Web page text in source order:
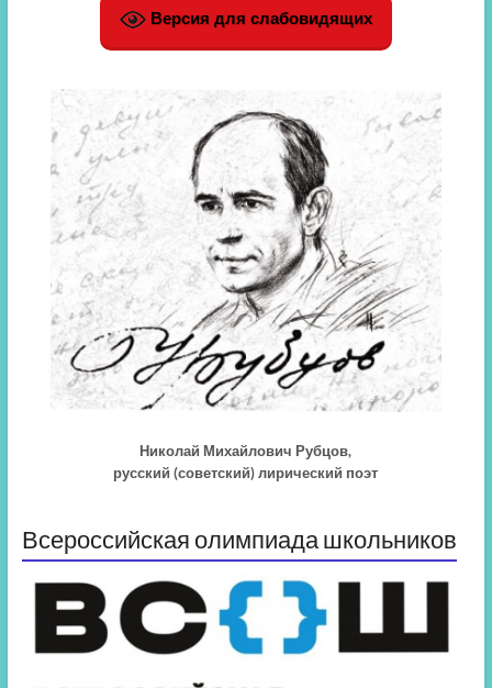
Версия для слабовидящих
Николай Михайлович Рубцов,
русский (советский) лирический поэт
Всероссийская олимпиада школьников